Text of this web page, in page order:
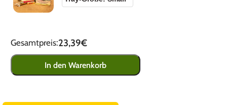
Gesamtpreis:23,39€
In den Warenkorb